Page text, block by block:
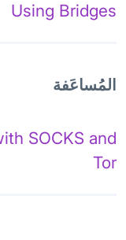
Using Bridges
المُساعَفة
SOCKS and
Tor